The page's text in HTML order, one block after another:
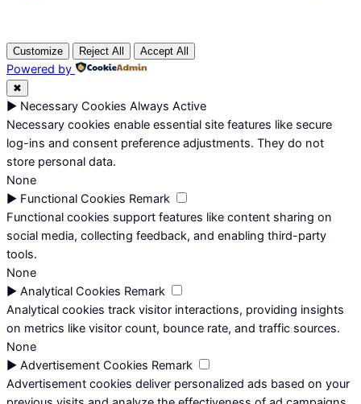
Customize Reject All Accept All
Powered by
✖
► Necessary Cookies Always Active
Necessary cookies enable essential site features like secure
log-ins and consent preference adjustments. They do not
store personal data.
None
► Functional Cookies Remark
Functional cookies support features like content sharing on
social media, collecting feedback, and enabling third-party
tools.
None
► Analytical Cookies Remark
Analytical cookies track visitor interactions, providing insights
on metrics like visitor count, bounce rate, and traffic sources.
None
► Advertisement Cookies Remark
Advertisement cookies deliver personalized ads based on your